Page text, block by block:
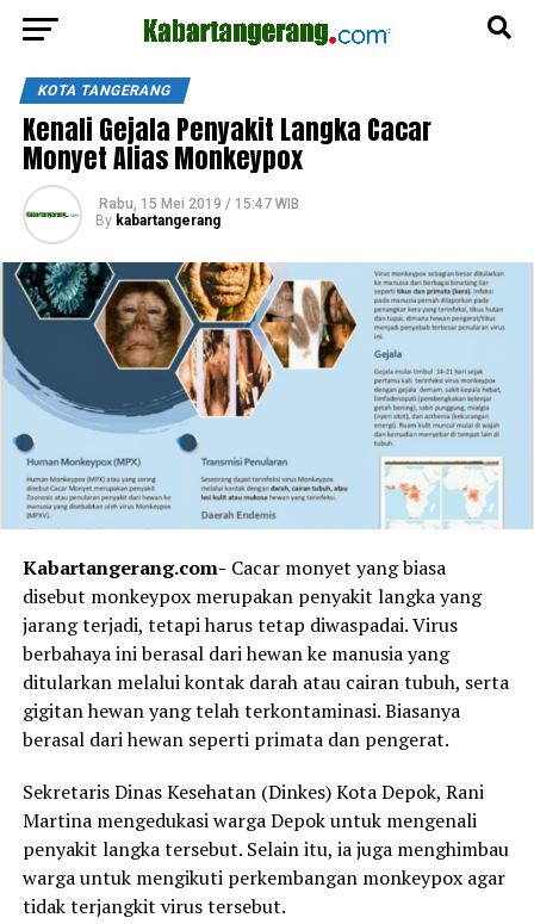
KOTA TANGERANG
Kenali Gejala Penyakit Langka Cacar
Monyet Alias Monkeypox
Rabu, 15 Mei 2019 / 15:47 WIB
By kabartangerang
Kabartangerang.com- Cacar monyet yang biasa
disebut monkeypox merupakan penyakit langka yang
jarang terjadi, tetapi harus tetap diwaspadai. Virus
berbahaya ini berasal dari hewan ke manusia yang
ditularkan melalui kontak darah atau cairan tubuh, serta
gigitan hewan yang telah terkontaminasi. Biasanya
berasal dari hewan seperti primata dan pengerat.
Sekretaris Dinas Kesehatan (Dinkes) Kota Depok, Rani
Martina mengedukasi warga Depok untuk mengenali
penyakit langka tersebut. Selain itu, ia juga menghimbau
warga untuk mengikuti perkembangan monkeypox agar
tidak terjangkit virus tersebut.